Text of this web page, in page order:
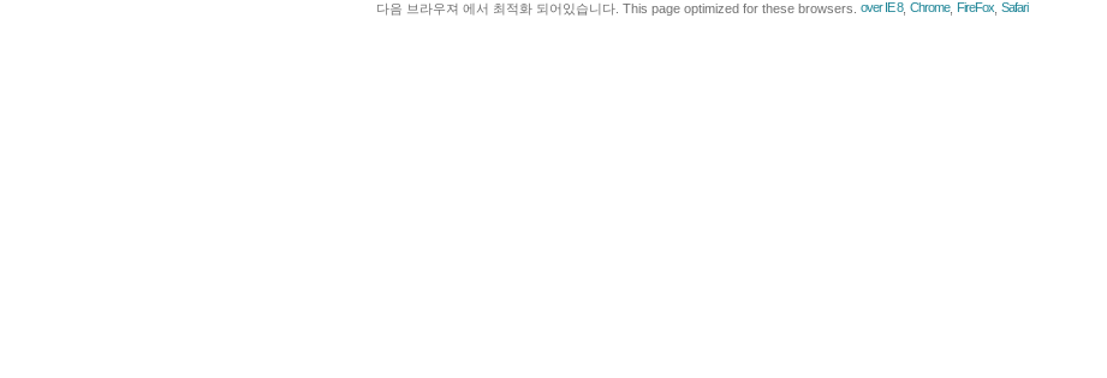
다음 브라우져 에서 최적화 되어있습니다. This page optimized for these browsers. over IE 8, Chrome, FireFox Safari